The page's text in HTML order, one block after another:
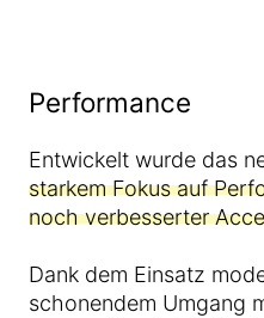
Performance
Entwickelt wurde das
starkem Fokus auf
noch verbesserter
Dank dem Einsatz
schonendem Umgang